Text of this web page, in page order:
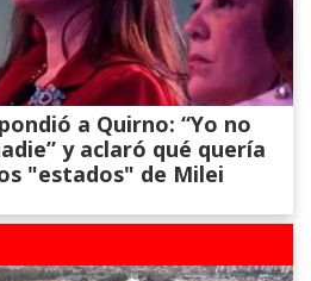
a Quirno: “Yo no
y aclaró qué quería
"estados" de Milei